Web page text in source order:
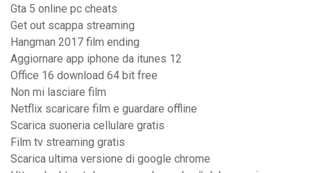
Gta 5 online pc cheats
Get out scappa streaming
Hangman 2017 film ending
Aggiornare app iphone da itunes 12
Office 16 download 64 bit free
Non mi lasciare film
Netflix scaricare film e guardare offline
Scarica suoneria cellulare gratis
Film tv streaming gratis
Scarica ultima versione di google chrome